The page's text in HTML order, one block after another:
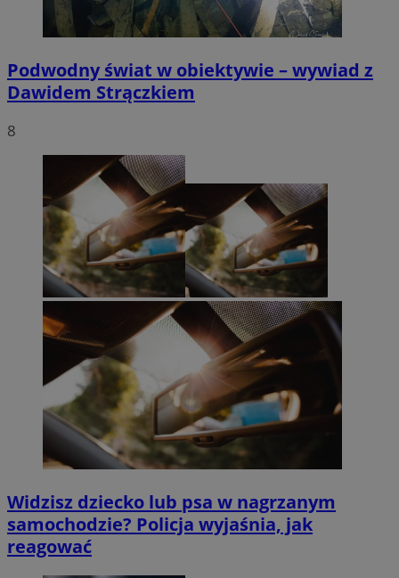
Podwodny świat w obiektywie – wywiad z
Dawidem Strączkiem
8
Widzisz dziecko lub psa w nagrzanym
samochodzie? Policja wyjaśnia, jak
reagować